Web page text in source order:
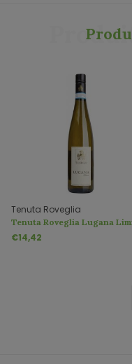
Tenuta Roveglia
Tenuta Roveglia Lugana
DOC
€14,42